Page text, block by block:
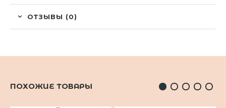
ОТЗЫВЫ (0)
ПОХОЖИЕ ТОВАРЫ